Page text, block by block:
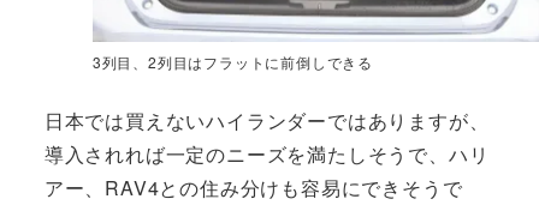
3列目、2列目はフラットに前倒しできる
日本では買えないハイランダーではありますが、
導入されれば一定のニーズを満たしそうで、ハリ
アー、RAV4との住み分けも容易にできそうで